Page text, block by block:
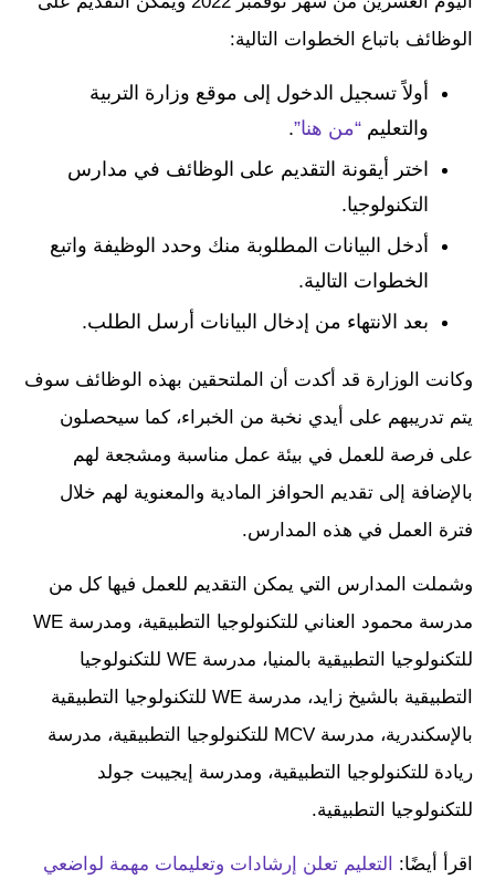
الوظائف باتباع الخطوات التالية:
أولاً تسجيل الدخول إلى موقع وزارة التربية
والتعليم “من هنا”.
اختر أيقونة التقديم على الوظائف في مدارس
التكنولوجيا.
أدخل البيانات المطلوبة منك وحدد الوظيفة واتبع
الخطوات التالية.
بعد الانتهاء من إدخال البيانات أرسل الطلب.
وكانت الوزارة قد أكدت أن الملتحقين بهذه الوظائف سوف
يتم تدريبهم على أيدي نخبة من الخبراء، كما سيحصلون
على فرصة للعمل في بيئة عمل مناسبة ومشجعة لهم
بالإضافة إلى تقديم الحوافز المادية والمعنوية لهم خلال
فترة العمل في هذه المدارس.
وشملت المدارس التي يمكن التقديم للعمل فيها كل من
مدرسة محمود العناني للتكنولوجيا التطبيقية، ومدرسة WE
للتكنولوجيا التطبيقية بالمنيا، مدرسة WE للتكنولوجيا
التطبيقية بالشيخ زايد، مدرسة WE للتكنولوجيا التطبيقية
بالإسكندرية، مدرسة MCV للتكنولوجيا التطبيقية، مدرسة
ريادة للتكنولوجيا التطبيقية، ومدرسة إيجيبت جولد
للتكنولوجيا التطبيقية.
اقرأ أيضًا:
التعليم تعلن إرشادات وتعليمات مهمة لواضعي